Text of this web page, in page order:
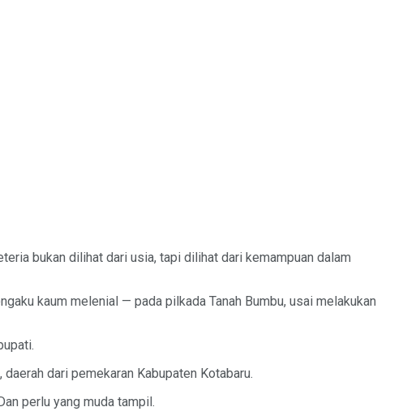
bukan dilihat dari usia, tapi dilihat dari kemampuan dalam
kaum melenial — pada pilkada Tanah Bumbu, usai melakukan
dari pemekaran Kabupaten Kotabaru.
perlu yang muda tampil.